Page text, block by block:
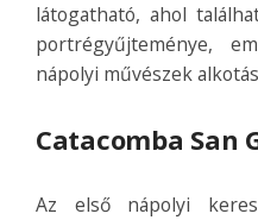
látogatható, ahol
portrégyűjteménye,
nápolyi művészek
Catacomba San
Az első nápolyi